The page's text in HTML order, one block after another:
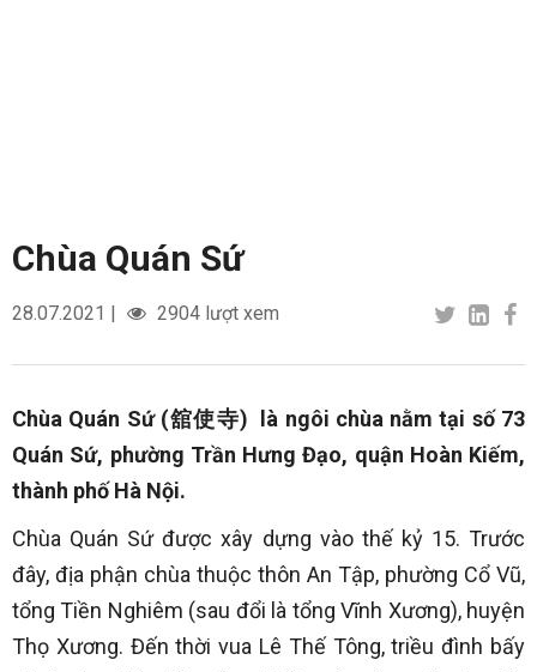
Chùa Quán Sứ
28.07.2021 | 2904 lượt xem
Chùa Quán Sứ (舘使寺) là ngôi chùa nằm tại số 73
Quán Sứ, phường Trần Hưng Đạo, quận Hoàn Kiếm,
thành phố Hà Nội.
Chùa Quán Sứ được xây dựng vào thế kỷ 15. Trước
đây, địa phận chùa thuộc thôn An Tập, phường Cổ Vũ,
tổng Tiền Nghiêm (sau đổi là tổng Vĩnh Xương), huyện
Thọ Xương. Đến thời vua Lê Thế Tông, triều đình bấy